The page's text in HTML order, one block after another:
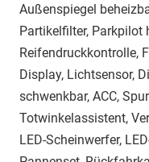
Außenspiegel
Partikelfilter, Parkpilot
Reifendruckkontrolle,
Display, Lichtsensor,
schwenkbar, ACC,
Totwinkelassistent,
LED-Scheinwerfer,